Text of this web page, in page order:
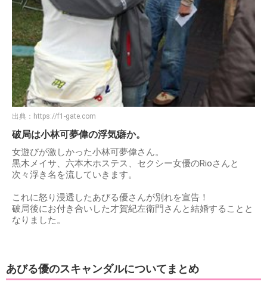
出典： https://f1-gate.com
破局は小林可夢偉の浮気癖か。
女遊びが激しかった小林可夢偉さん。
黒木メイサ、六本木ホステス、セクシー女優のRioさんと
次々浮き名を流していきます。
これに怒り浸透したあびる優さんが別れを宣告！
破局後にお付き合いした才賀紀左衛門さんと結婚することと
なりました。
あびる優のスキャンダルについてまとめ